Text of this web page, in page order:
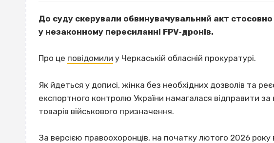
До суду скерували обвинувачувальний акт
у незаконному пересиланні FPV‐дронів.
Про це повідомили у Черкаській обласній прокуратурі.
Як йдеться у дописі, жінка без необхідних дозволів та
експортного контролю України намагалася відправити
товарів військового призначення.
За версією правоохоронців, на початку лютого 2026